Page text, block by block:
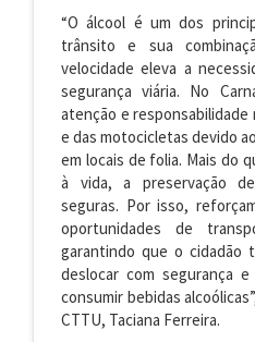
“O álcool é um dos
trânsito e sua
velocidade eleva a
segurança viária. No
atenção e responsabilidade
e das motocicletas devido
em locais de folia. Mais do
à vida, a preservação
seguras. Por isso,
oportunidades de
garantindo que o cidadão
deslocar com segurança
consumir bebidas
CTTU, Taciana Ferreira.